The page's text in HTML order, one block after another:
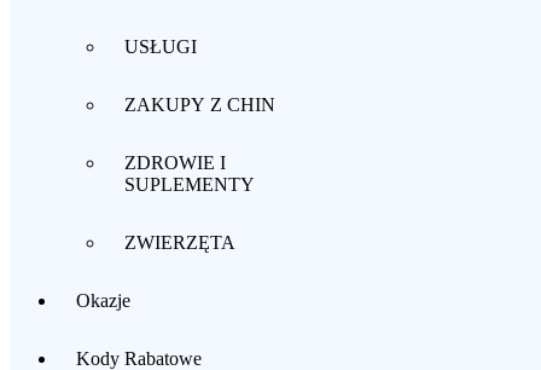
USŁUGI
ZAKUPY Z CHIN
ZDROWIE I
SUPLEMENTY
ZWIERZĘTA
Okazje
Kody Rabatowe